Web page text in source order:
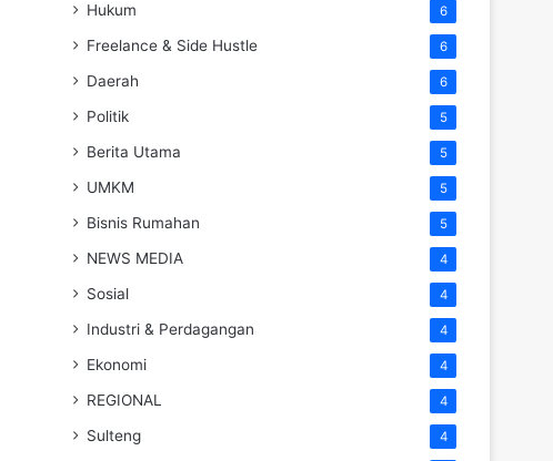
Hukum 6
Freelance & Side Hustle 6
Daerah 6
Politik 5
Berita Utama 5
UMKM 5
Bisnis Rumahan 5
NEWS MEDIA 4
Sosial 4
Industri & Perdagangan 4
Ekonomi 4
REGIONAL 4
Sulteng 4